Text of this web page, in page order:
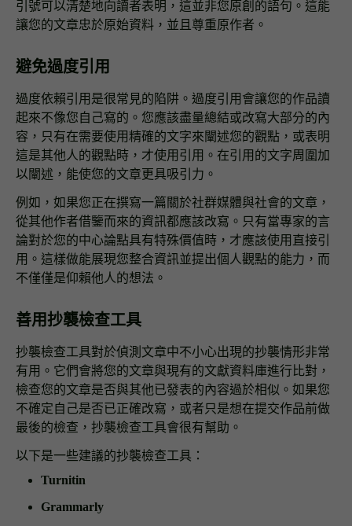
引號可以清楚地向讀者表明，這並非您原創的語句。這能
讓您的文章忠於原始資料，並且尊重原作者。
避免過度引用
過度依賴引用是很常見的陷阱。過度引用會讓您的作品讀
起來不像您自己寫的。您應該盡量總結或改寫大部分的內
容，只有在需要使用精確的文字來闡述您的觀點，或表明
這是其他人的觀點時，才使用引用。在引用的文字周圍加
以闡述，能使您的文章更具吸引力。
例如，如果您正在撰寫一篇關於社群媒體與社會的文章，
從其他作者借鑒而來的資訊都應該改寫。只有當專家的言
論對於您的中心論點具有特殊價值時，才應該使用直接引
用。這樣做能展現您整合資訊並提出個人觀點的能力，而
不僅僅是仰賴他人的想法。
善用抄襲檢查工具
抄襲檢查工具對於偵測文章中不小心出現的抄襲情形非常
有用。它們會將您的文章與現有的文獻資料庫進行比對，
檢查您的文章是否與其他已發表的內容過於相似。如果您
不確定自己是否已正確改寫，或者只是想在提交作品前做
最後的檢查，抄襲檢查工具會很有幫助。
以下是一些建議的抄襲檢查工具：
Turnitin
Grammarly